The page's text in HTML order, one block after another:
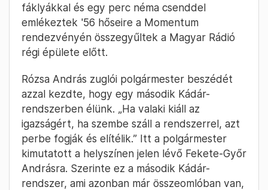
fáklyákkal és egy perc néma csenddel
emlékeztek '56 hőseire a Momentum
rendezvényén összegyűltek a Magyar Rádió
régi épülete előtt.
Rózsa András zuglói polgármester beszédét
azzal kezdte, hogy egy második Kádár-
rendszerben élünk. „Ha valaki kiáll az
igazságért, ha szembe száll a rendszerrel, azt
perbe fogják és elítélik.” Itt a polgármester
kimutatott a helyszínen jelen lévő Fekete-Győr
Andrásra. Szerinte ez a második Kádár-
rendszer, ami azonban már összeomlóban van,